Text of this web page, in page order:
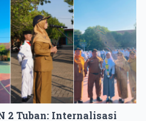
2 Tuban: Internalisasi